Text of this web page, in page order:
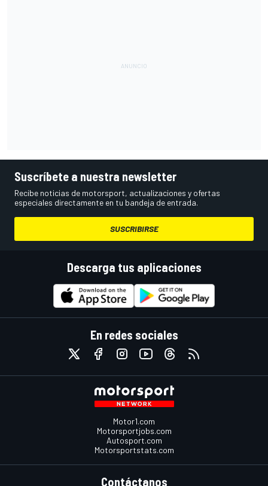
Suscríbete a nuestra newsletter
Recibe noticias de motorsport, actualizaciones y ofertas
especiales directamente en tu bandeja de entrada.
SUSCRIBIRSE
Descarga tus aplicaciones
En redes sociales
Motor1.com
Motorsportjobs.com
Autosport.com
Motorsportstats.com
Contáctanos